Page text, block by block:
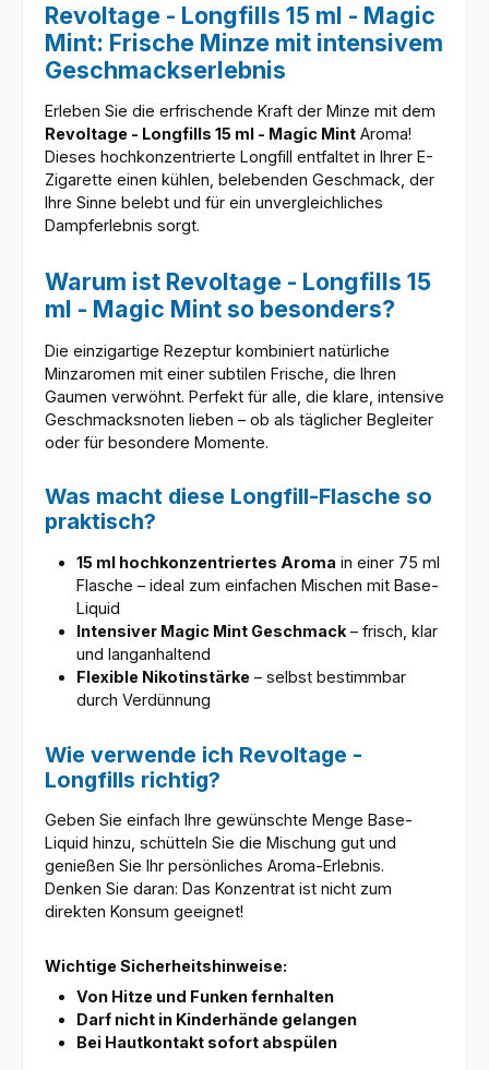
Revoltage - Longfills 15 ml - Magic
Mint: Frische Minze mit intensivem
Geschmackserlebnis
Erleben Sie die erfrischende Kraft der Minze mit dem
Revoltage - Longfills 15 ml - Magic Mint Aroma!
Dieses hochkonzentrierte Longfill entfaltet in Ihrer E-
Zigarette einen kühlen, belebenden Geschmack, der
Ihre Sinne belebt und für ein unvergleichliches
Dampferlebnis sorgt.
Warum ist Revoltage - Longfills 15
ml - Magic Mint so besonders?
Die einzigartige Rezeptur kombiniert natürliche
Minzaromen mit einer subtilen Frische, die Ihren
Gaumen verwöhnt. Perfekt für alle, die klare, intensive
Geschmacksnoten lieben – ob als täglicher Begleiter
oder für besondere Momente.
Was macht diese Longfill-Flasche so
praktisch?
15 ml hochkonzentriertes Aroma in einer 75 ml
Flasche – ideal zum einfachen Mischen mit Base-
Liquid
Intensiver Magic Mint Geschmack– frisch, klar
und langanhaltend
Flexible Nikotinstärke– selbst bestimmbar
durch Verdünnung
Wie verwende ich Revoltage -
Longfills richtig?
Geben Sie einfach Ihre gewünschte Menge Base-
Liquid hinzu, schütteln Sie die Mischung gut und
genießen Sie Ihr persönliches Aroma-Erlebnis.
Denken Sie daran: Das Konzentrat ist nicht zum
direkten Konsum geeignet!
Wichtige Sicherheitshinweise:
Von Hitze und Funken fernhalten
Darf nicht in Kinderhände gelangen
Bei Hautkontakt sofort abspülen